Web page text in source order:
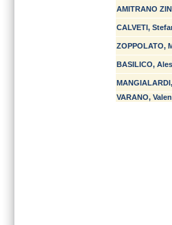
AMITRANO
CALVETI,
ZOPPOLATO,
BASILICO,
VARANO,